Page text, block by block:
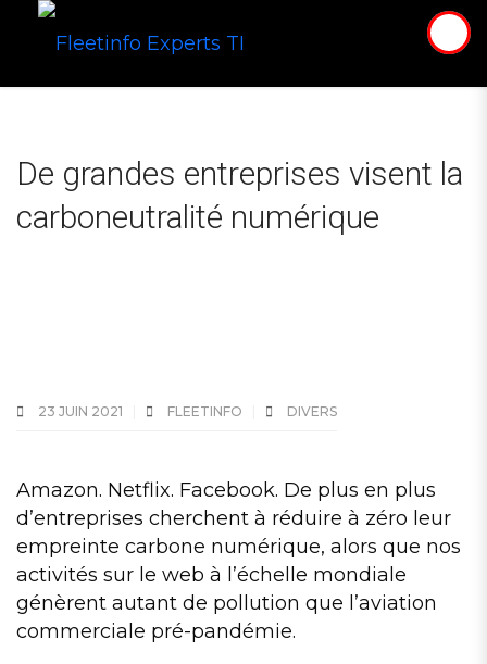
De grandes entreprises visent la
carboneutralité numérique
23 JUIN 2021 FLEETINFO DIVERS
Amazon. Netflix. Facebook. De plus en plus
d’entreprises cherchent à réduire à zéro leur
empreinte carbone numérique, alors que nos
activités sur le web à l’échelle mondiale
génèrent autant de pollution que l’aviation
commerciale pré-pandémie.